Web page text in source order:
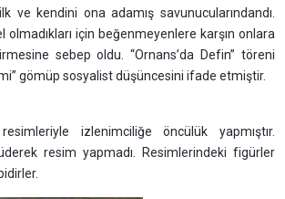
ilk ve kendini ona adamış savunucularındandı.
olmadıkları için beğenmeyenlere karşın onlara
sebep oldu. “Ornans’da Defin” töreni
gömüp sosyalist düşüncesini ifade etmiştir.
izlenimciliğe öncülük yapmıştır.
resim yapmadı. Resimlerindeki figürler